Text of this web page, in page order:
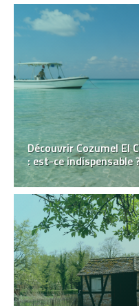
Découvrir Cozumel El
: est-ce indispensable